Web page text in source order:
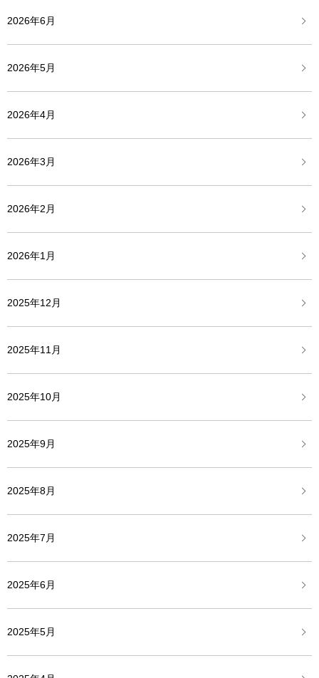
2026年6月
2026年5月
2026年4月
2026年3月
2026年2月
2026年1月
2025年12月
2025年11月
2025年10月
2025年9月
2025年8月
2025年7月
2025年6月
2025年5月